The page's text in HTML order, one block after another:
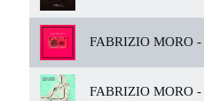
FABRIZIO MORO -
FABRIZIO MORO -